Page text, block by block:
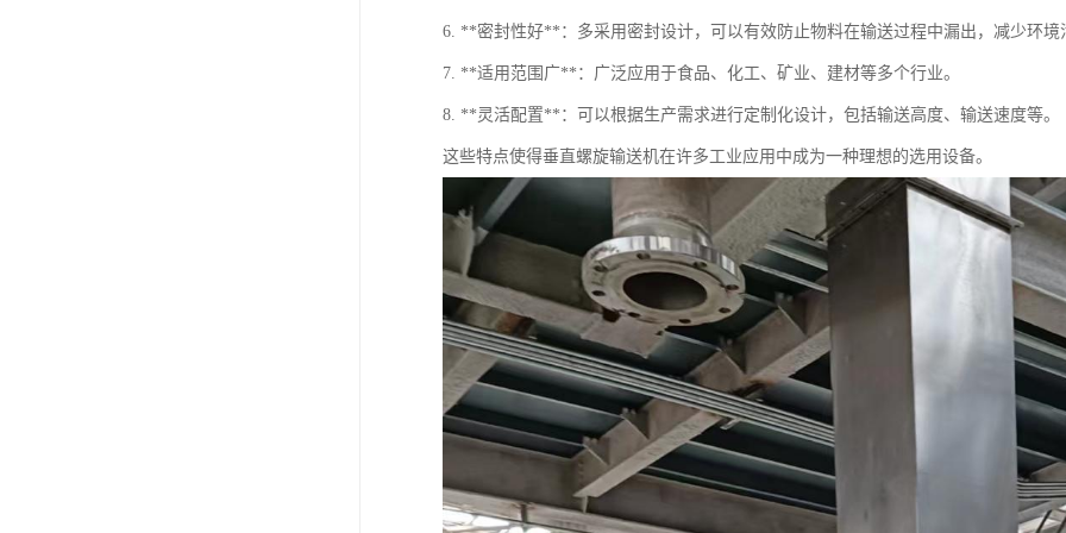
6. **密封性好**：多采用密封设计，可以有效防止物料在输送过程中漏出，减少环境
7. **适用范围广**：广泛应用于食品、化工、矿业、建材等多个行业。
8. **灵活配置**：可以根据生产需求进行定制化设计，包括输送高度、输送速度等。
这些特点使得垂直螺旋输送机在许多工业应用中成为一种理想的选用设备。